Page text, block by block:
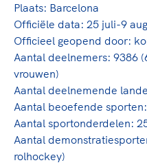
Nieuwspagina
Columns
Sport gaat niet
Sport verenigt. Op
een rondje fietsen, door
Clubacties
Handboek Wet- en
Opleidingen en
High5 Stappenplan
Ruimte voor sport
Clubondersteuning
Beroepskrachten
Topsportbeleid
Topsportfinanciering
Maatschappelijke
De TeamNL
Plaats: Barcelona
Officiële data: 25 juli-9
Officieel geopend door:
Aantal deelnemers: 9386
vrouwen)
Aantal deelnemende
Aantal beoefende
Aantal sportonderdelen:
Aantal
rolhockey)